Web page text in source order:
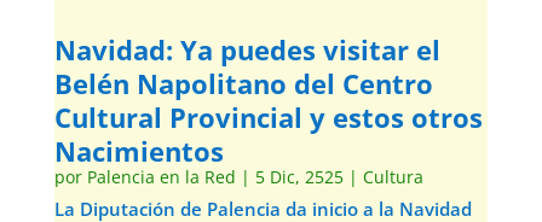
Navidad: Ya puedes visitar el
Belén Napolitano del Centro
Cultural Provincial y estos otros
Nacimientos
por Palencia en la Red | 5 Dic, 2525| Cultura
La Diputación de Palencia da inicio a la Navidad